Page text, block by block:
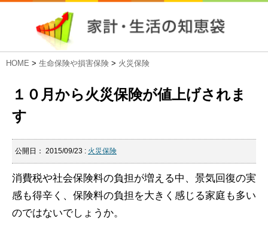
HOME > 生命保険や損害保険 > 火災保険
１０月から火災保険が値上げされま
す
公開日： 2015/09/23 : 火災保険
消費税や社会保険料の負担が増える中、景気回復の実
感も得辛く、保険料の負担を大きく感じる家庭も多い
のではないでしょうか。